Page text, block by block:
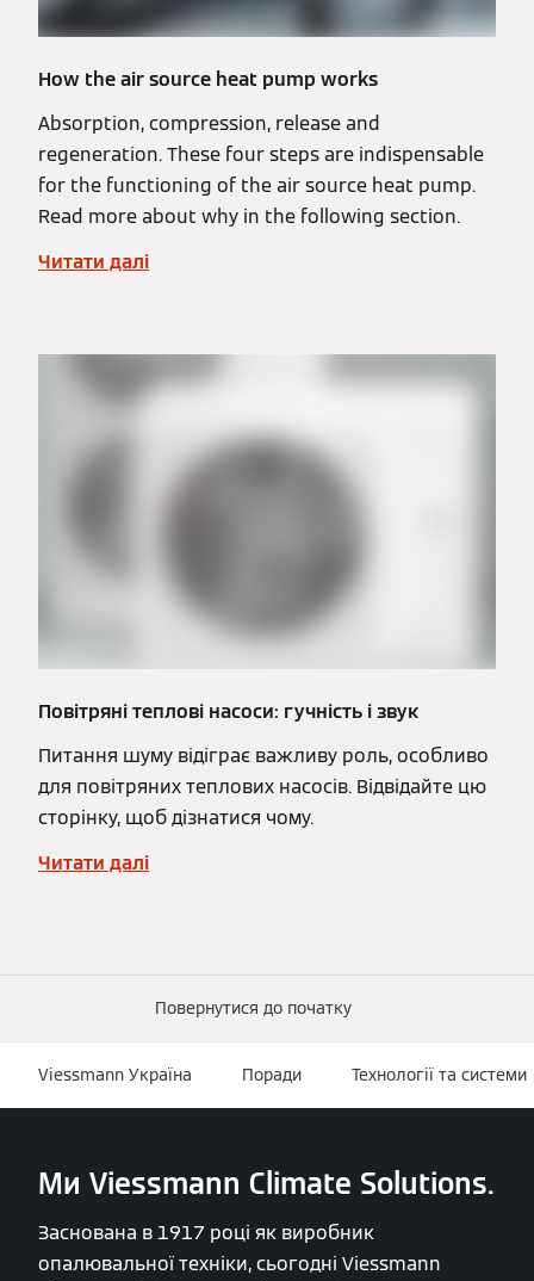
How the air source heat pump works
Absorption, compression, release and
regeneration. These four steps are indispensable
for the functioning of the air source heat pump.
Read more about why in the following section.
Читати далі
Повітряні теплові насоси: гучність і звук
Питання шуму відіграє важливу роль, особливо
для повітряних теплових насосів. Відвідайте цю
сторінку, щоб дізнатися чому.
Читати далі
Повернутися до початку
Viessmann Україна Поради Технології та системи
Ми Viessmann Climate Solutions.
Заснована в 1917 році як виробник
опалювальної техніки, сьогодні Viessmann